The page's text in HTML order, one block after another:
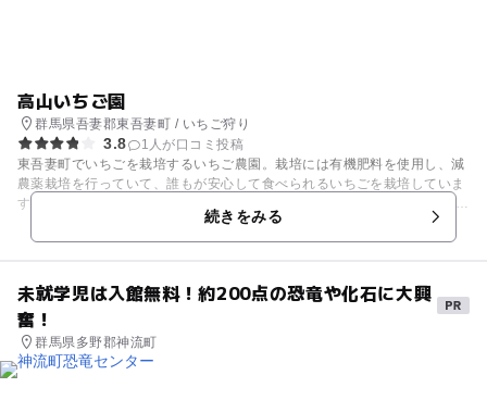
高山いちご園
群馬県吾妻郡東吾妻町 / いちご狩り
3.8
1人が口コミ投稿
東吾妻町でいちごを栽培するいちご農園。栽培には有機肥料を使用し、減
農薬栽培を行っていて、誰もが安心して食べられるいちごを栽培していま
す。土耕栽培を採用しているので味にも定評があります。 いちご狩りを楽
しめるのは人気の章姫。毎年3月中旬から5月上旬まで行っています。な
お、直売は12月中旬から6月上旬まで行っています。
続きをみる
未就学児は入館無料！約200点の恐竜や化石に大興
奮！
群馬県多野郡神流町